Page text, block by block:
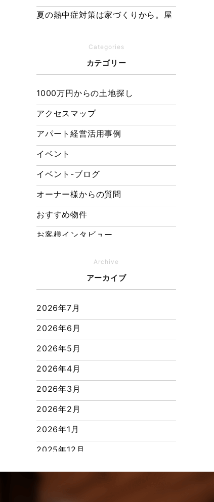
夏の熱中症対策は家づくりから。屋
【埼玉県経営品質知事賞】大野知事
へ受賞のご報告と表敬訪問を行いま
Categories
カテゴリー
1000万円からの土地探し
アクセスマップ
アパート経営活用事例
イベント
イベント-ブログ
オーナー様からの質問
おすすめ物件
お客様インタビュー
キャンペーン
Archive
アーカイブ
2026年7月
2026年6月
2026年5月
2026年4月
2026年3月
2026年2月
2026年1月
2025年12月
2025年11月